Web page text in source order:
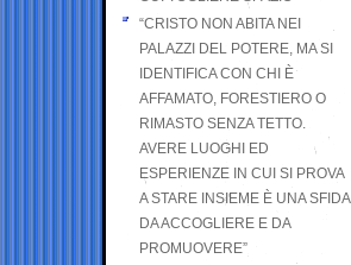
“CRISTO NON ABITA NEI
PALAZZI DEL POTERE, MA SI
IDENTIFICA CON CHI È
AFFAMATO, FORESTIERO O
RIMASTO SENZA TETTO.
AVERE LUOGHI ED
ESPERIENZE IN CUI SI PROVA
A STARE INSIEME È UNA SFIDA
DA ACCOGLIERE E DA
PROMUOVERE”